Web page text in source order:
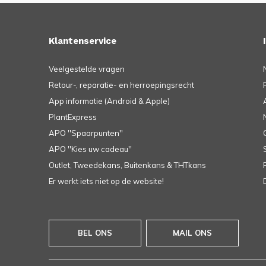
Klantenservice
Veelgestelde vragen
Retour-, reparatie- en herroepingsrecht
App informatie (Android & Apple)
PlantExpress
APO ''Spaarpunten''
APO ''Kies uw cadeau''
Outlet, Tweedekans, Buitenkans & THTkans
Er werkt iets niet op de website!
BEL ONS MAIL ONS